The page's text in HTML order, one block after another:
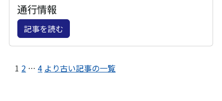
通行情報
記事を読む
1 2 … 4 より古い記事の一覧